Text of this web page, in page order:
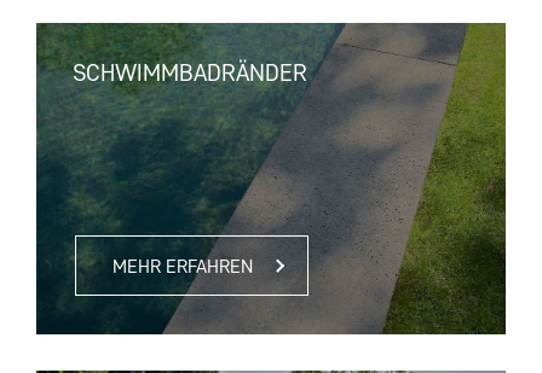
SCHWIMMBADRÄNDER
MEHR ERFAHREN